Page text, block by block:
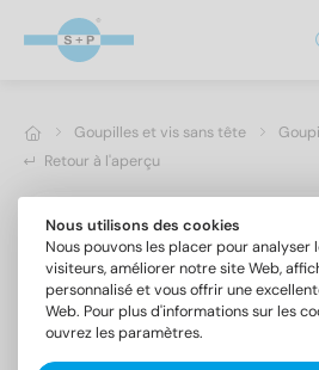
Goupilles et vis sans tête
Retour à l'aperçu
Nous utilisons des cookies
Nous pouvons les placer pour analyser
visiteurs, améliorer notre site Web,
personnalisé et vous offrir une
Web. Pour plus d'informations sur les
ouvrez les paramètres.